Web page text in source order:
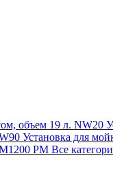
объем 19 л. NW20
Установка для
РМ Все